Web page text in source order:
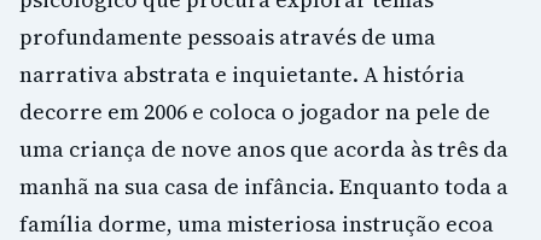
profundamente pessoais através de uma
narrativa abstrata e inquietante. A história
decorre em 2006 e coloca o jogador na pele de
uma criança de nove anos que acorda às três da
manhã na sua casa de infância. Enquanto toda a
família dorme, uma misteriosa instrução ecoa